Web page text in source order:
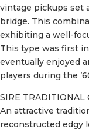
vintage pickups set
bridge. This
exhibiting a well-
This type was first
eventually enjoyed
players during the
SIRE TRADITIONAL
An attractive
reconstructed edgy